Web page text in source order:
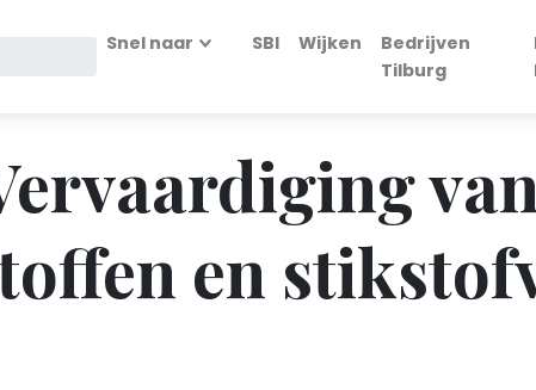
Snel naar SBI Wijken
Bedrijven
Tilburg
en